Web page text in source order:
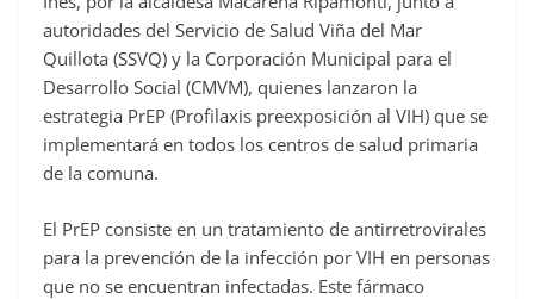
autoridades del Servicio de Salud Viña del Mar
Quillota (SSVQ) y la Corporación Municipal para el
Desarrollo Social (CMVM), quienes lanzaron la
estrategia PrEP (Profilaxis preexposición al VIH) que se
implementará en todos los centros de salud primaria
de la comuna.
El PrEP consiste en un tratamiento de antirretrovirales
para la prevención de la infección por VIH en personas
que no se encuentran infectadas. Este fármaco